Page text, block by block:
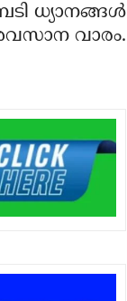
ധ്യാനങ്ങൾ
വാരം.